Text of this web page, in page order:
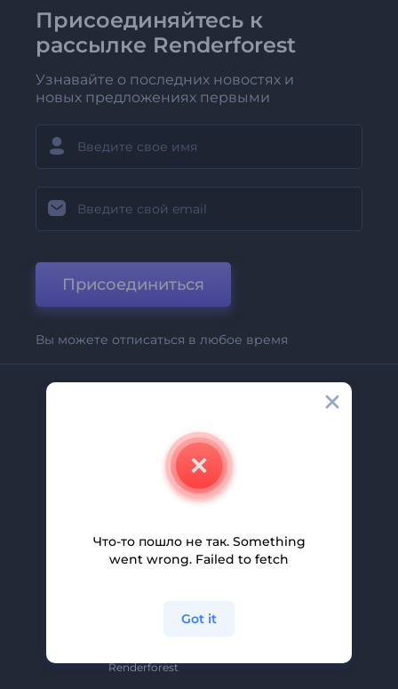
Присоединяйтесь к
рассылке Renderforest
Узнавайте о последних новостях и
новых предложениях первыми
Присоединиться
Вы можете отписаться в любое время
Свяжитесь С Нами
Партнерская Программа
Renderforest
Что-то пошло не так. Something
went wrong. Failed to fetch
Got it